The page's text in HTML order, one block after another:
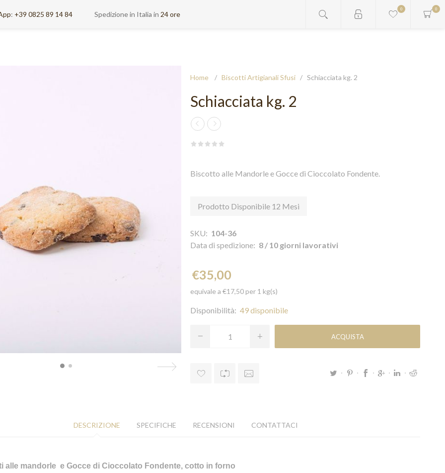
0 0
: +39 0825 89 14 84 Spedizione in Italia in 24 ore
Home / Biscotti Artigianali Sfusi / Schiacciata kg. 2
Schiacciata kg. 2
Biscotto alle Mandorle e Gocce di Cioccolato Fondente.
Prodotto Disponibile 12 Mesi
SKU: 104-36
Data di spedizione: 8 / 10 giorni lavorativi
€35,00
equivale a €17,50 per 1 kg(s)
Disponibilità: 49 disponibile
DESCRIZIONE SPECIFICHE RECENSIONI CONTATTACI
alle mandorle e Gocce di Cioccolato Fondente, cotto in forno